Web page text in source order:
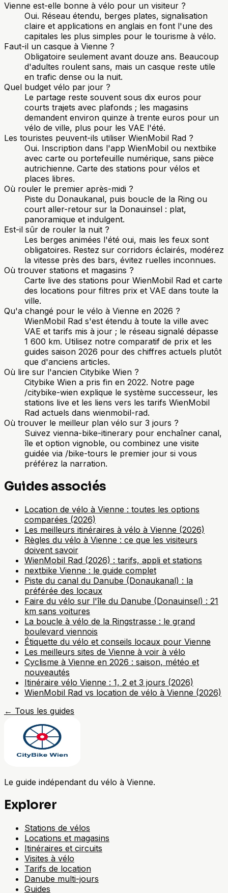
Vienne est-elle bonne à vélo pour un visiteur ?
Oui. Réseau étendu, berges plates, signalisation
claire et applications en anglais en font l'une des
capitales les plus simples pour le tourisme à vélo.
Faut-il un casque à Vienne ?
Obligatoire seulement avant douze ans. Beaucoup
d'adultes roulent sans, mais un casque reste utile
en trafic dense ou la nuit.
Quel budget vélo par jour ?
Le partage reste souvent sous dix euros pour
courts trajets avec plafonds ; les magasins
demandent environ quinze à trente euros pour un
vélo de ville, plus pour les VAE l'été.
Les touristes peuvent-ils utiliser WienMobil Rad ?
Oui. Inscription dans l'app WienMobil ou nextbike
avec carte ou portefeuille numérique, sans pièce
autrichienne. Carte des stations pour vélos et
places libres.
Où rouler le premier après-midi ?
Piste du Donaukanal, puis boucle de la Ring ou
court aller-retour sur la Donauinsel : plat,
panoramique et indulgent.
Est-il sûr de rouler la nuit ?
Les berges animées l'été oui, mais les feux sont
obligatoires. Restez sur corridors éclairés, modérez
la vitesse près des bars, évitez ruelles inconnues.
Où trouver stations et magasins ?
Carte live des stations pour WienMobil Rad et carte
des locations pour filtres prix et VAE dans toute la
ville.
Qu'a changé pour le vélo à Vienne en 2026 ?
WienMobil Rad s'est étendu à toute la ville avec
VAE et tarifs mis à jour ; le réseau signalé dépasse
1 600 km. Utilisez notre comparatif de prix et les
guides saison 2026 pour des chiffres actuels plutôt
que d'anciens articles.
Où lire sur l'ancien Citybike Wien ?
Citybike Wien a pris fin en 2022. Notre page
/citybike-wien explique le système successeur, les
stations live et les liens vers les tarifs WienMobil
Rad actuels dans wienmobil-rad.
Où trouver le meilleur plan vélo sur 3 jours ?
Suivez vienna-bike-itinerary pour enchaîner canal,
île et option vignoble, ou combinez une visite
guidée via /bike-tours le premier jour si vous
préférez la narration.
Guides associés
Location de vélo à Vienne : toutes les options
comparées (2026)
Les meilleurs itinéraires à vélo à Vienne (2026)
Règles du vélo à Vienne : ce que les visiteurs
doivent savoir
WienMobil Rad (2026) : tarifs, appli et stations
nextbike Vienne : le guide complet
Piste du canal du Danube (Donaukanal) : la
préférée des locaux
Faire du vélo sur l'île du Danube (Donauinsel) : 21
km sans voitures
La boucle à vélo de la Ringstrasse : le grand
boulevard viennois
Étiquette du vélo et conseils locaux pour Vienne
Les meilleurs sites de Vienne à voir à vélo
Cyclisme à Vienne en 2026 : saison, météo et
nouveautés
Itinéraire vélo Vienne : 1, 2 et 3 jours (2026)
WienMobil Rad vs location de vélo à Vienne (2026)
← Tous les guides
Le guide indépendant du vélo à Vienne.
Explorer
Stations de vélos
Locations et magasins
Itinéraires et circuits
Visites à vélo
Tarifs de location
Danube multi-jours
Guides